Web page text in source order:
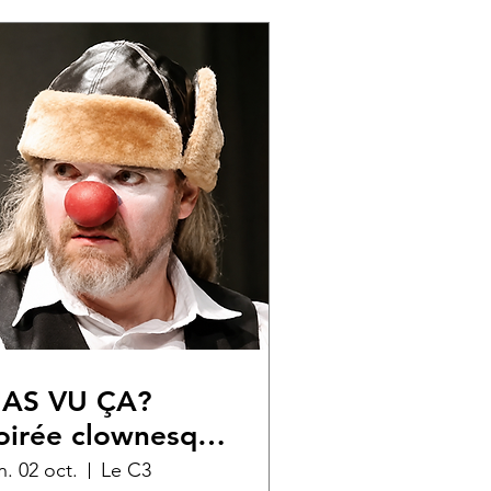
VU ÇA?
clownesque
02 oct. Le C3